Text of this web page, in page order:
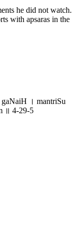
he did not watch.
with apsaras in the
gaNaiH । mantriSu
॥ 4-29-5